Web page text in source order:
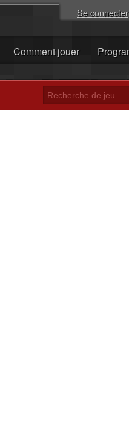
Se connecter
Comment jouer